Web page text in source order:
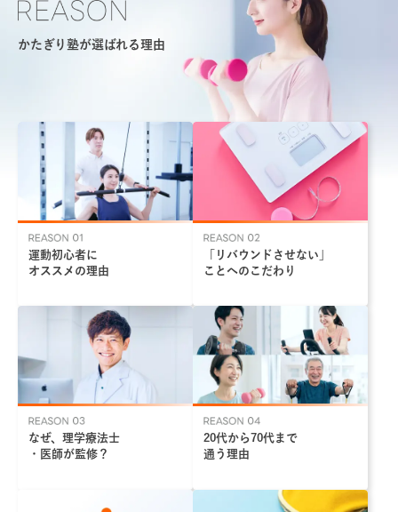
かたぎり塾が選ばれる理由
運動初心者に
オススメの理由
「リバウンドさせない」
ことへのこだわり
なぜ、理学療法士
・医師が監修？
20代から70代まで
通う理由